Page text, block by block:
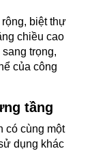
biệt thự
chiều cao
trọng,
của công
tầng
có cùng một
dụng khác